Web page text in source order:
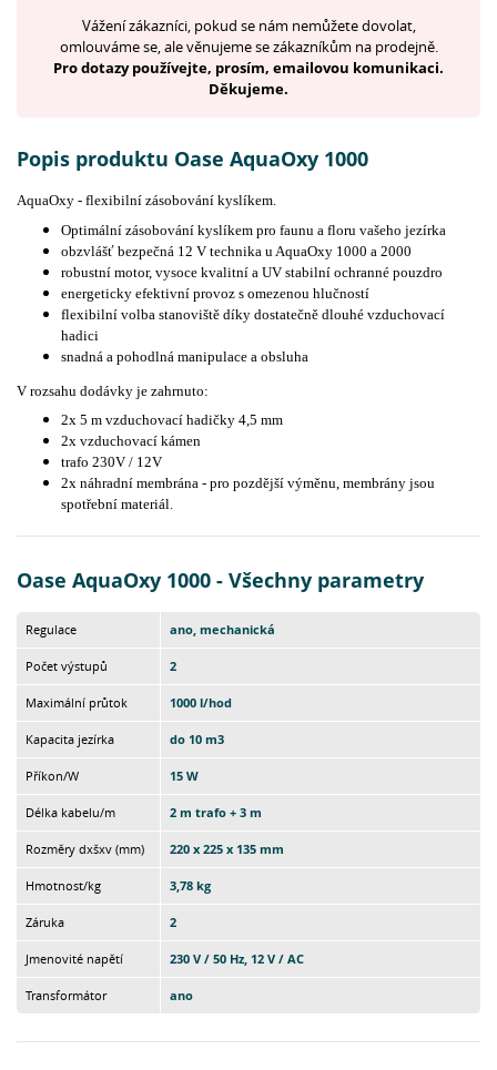
Vážení zákazníci, pokud se nám nemůžete dovolat,
omlouváme se, ale věnujeme se zákazníkům na prodejně.
Pro dotazy používejte, prosím, emailovou komunikaci.
Děkujeme.
Popis produktu Oase AquaOxy 1000
AquaOxy - flexibilní zásobování kyslíkem.
Optimální zásobování kyslíkem pro faunu a floru vašeho jezírka
obzvlášť bezpečná 12 V technika u AquaOxy 1000 a 2000
robustní motor, vysoce kvalitní a UV stabilní ochranné pouzdro
energeticky efektivní provoz s omezenou hlučností
flexibilní volba stanoviště díky dostatečně dlouhé vzduchovací
hadici
snadná a pohodlná manipulace a obsluha
V rozsahu dodávky je zahrnuto:
2x 5 m vzduchovací hadičky 4,5 mm
2x vzduchovací kámen
trafo 230V / 12V
2x náhradní membrána - pro pozdější výměnu, membrány jsou
spotřební materiál.
Oase AquaOxy 1000 - Všechny parametry
Regulace ano, mechanická
Počet výstupů 2
Maximální průtok 1000 l/hod
Kapacita jezírka do 10 m3
Příkon/W 15 W
Délka kabelu/m 2 m trafo + 3 m
Rozměry dxšxv (mm) 220 x 225 x 135 mm
Hmotnost/kg 3,78 kg
Záruka 2
Jmenovité napětí 230 V / 50 Hz, 12 V / AC
Transformátor ano